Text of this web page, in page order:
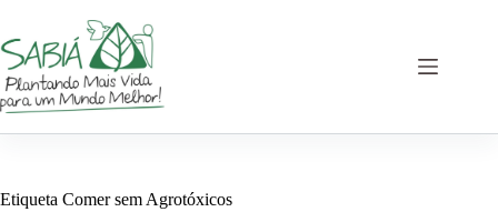
contenido
Etiqueta Comer sem Agrotóxicos